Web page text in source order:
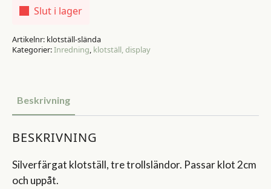
Slut i lager
Artikelnr: klotställ-slända
Kategorier:Inredning, klotställ, display
Beskrivning
BESKRIVNING
Silverfärgat klotställ, tre trollsländor. Passar klot 2cm
och uppåt.